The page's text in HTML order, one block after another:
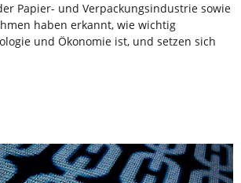
Papier- und Verpackungsindustrie sowie
haben erkannt, wie wichtig
und Ökonomie ist, und setzen sich